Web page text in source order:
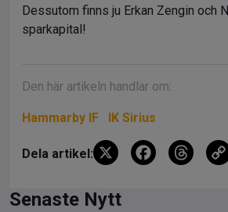
Dessutom finns ju Erkan Zengin och
sparkapital!
Den här artikeln handlar om:
Hammarby IF IK Sirius
Dela artikel: X
F
T
Senaste Nytt